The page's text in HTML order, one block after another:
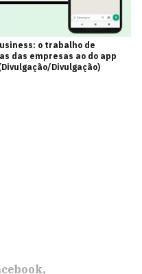
o trabalho de
das empresas ao do app
Divulgação)